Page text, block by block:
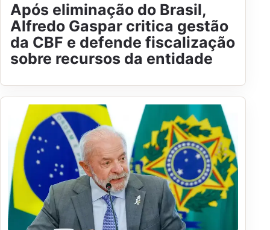
Após eliminação do Brasil,
Alfredo Gaspar critica gestão
da CBF e defende fiscalização
sobre recursos da entidade